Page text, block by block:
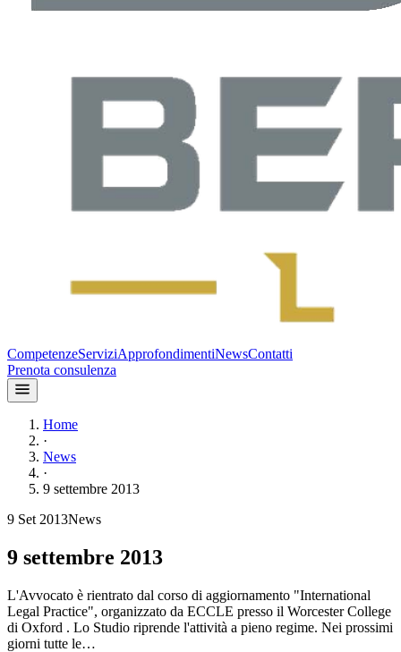
CompetenzeServiziApprofondimentiNewsContatti
Prenota consulenza
Home
·
News
·
9 settembre 2013
9 Set 2013News
9 settembre 2013
L'Avvocato è rientrato dal corso di aggiornamento "International
Legal Practice", organizzato da ECCLE presso il Worcester College
di Oxford . Lo Studio riprende l'attività a pieno regime. Nei prossimi
giorni tutte le…